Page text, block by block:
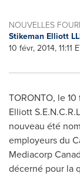
NOUVELLES
Stikeman Elliott
10 févr, 2014, 11:11
TORONTO, le
Elliott
nouveau été
employeurs du
Mediacorp
décerné pour la